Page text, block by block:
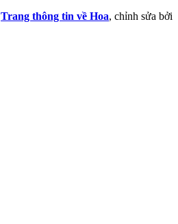
Trang thông tin về Hoa, chỉnh sửa bởi